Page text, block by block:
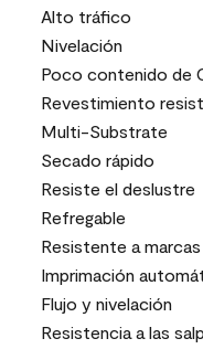
Alto tráfico
Nivelación
Poco contenido de
Revestimiento
Multi-Substrate
Secado rápido
Resiste el deslustre
Refregable
Resistente a marcas
Imprimación
Flujo y nivelación
Resistencia a las